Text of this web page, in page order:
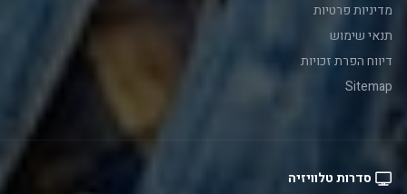
מדיניות פרטיות
תנאי שימוש
דיווח הפרת זכויות
Sitemap
סדרות טלוויזיה